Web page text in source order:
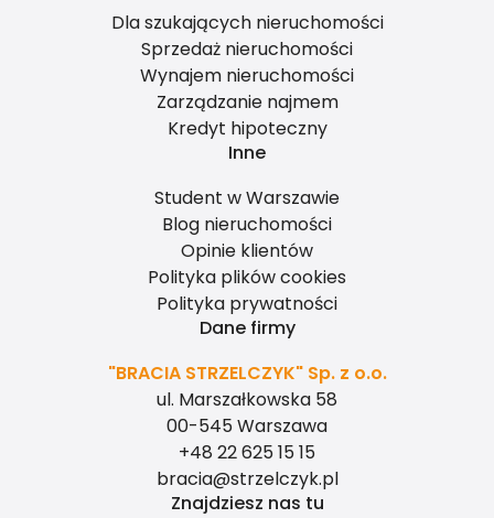
Dla szukających nieruchomości
Sprzedaż nieruchomości
Wynajem nieruchomości
Zarządzanie najmem
Kredyt hipoteczny
Inne
Student w Warszawie
Blog nieruchomości
Opinie klientów
Polityka plików cookies
Polityka prywatności
Dane firmy
"BRACIA STRZELCZYK" Sp. z o.o.
ul. Marszałkowska 58
00-545 Warszawa
+48 22 625 15 15
bracia@strzelczyk.pl
Znajdziesz nas tu